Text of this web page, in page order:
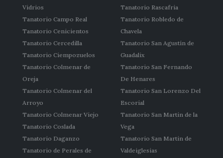
Vidrios
Tanatorio Campo Real
Tanatorio Cenicientos
Tanatorio Cercedilla
Tanatorio Ciempozuelos
Tanatorio Colmenar de
Oreja
Tanatorio Colmenar del
Arroyo
Tanatorio Colmenar Viejo
Tanatorio Coslada
Tanatorio Daganzo
Tanatorio de Perales de
Tanatorio Rascafria
Tanatorio Robledo de
Chavela
Tanatorio San Agustín de
Guadalix
Tanatorio San Fernando
De Henares
Tanatorio San Lorenzo Del
Escorial
Tanatorio San Martin de la
Vega
Tanatorio San Martin de
Valdeiglesias